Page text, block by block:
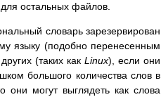
остальных файлов.
словарь зарезервирован
языку (подобно перенесенным
(таких какLinux), если они
большого количества слов в
могут выглядеть как слова